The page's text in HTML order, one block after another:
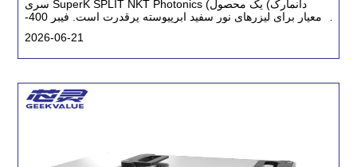
سری SuperK SPLIT NKT Photonics (دانمارک) یک محصول
معیار برای لیزرهای نور سفید ابرپیوسته پرقدرت است. فیبر 400-
2026-06-21